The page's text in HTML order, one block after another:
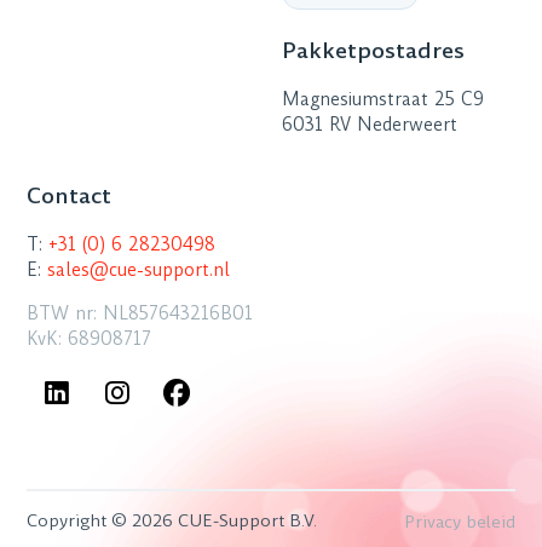
Pakketpostadres
Magnesiumstraat 25 C9
6031 RV Nederweert
Contact
T: +31 (0) 6 28230498
E:sales@cue-support.nl
BTW nr: NL857643216B01
KvK: 68908717
Copyright © 2026 CUE-Support B.V.
Privacy beleid